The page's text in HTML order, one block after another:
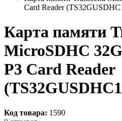
Card Reader
Карта памяти
MicroSDHC
P3 Card Reader
Код товара: 1590